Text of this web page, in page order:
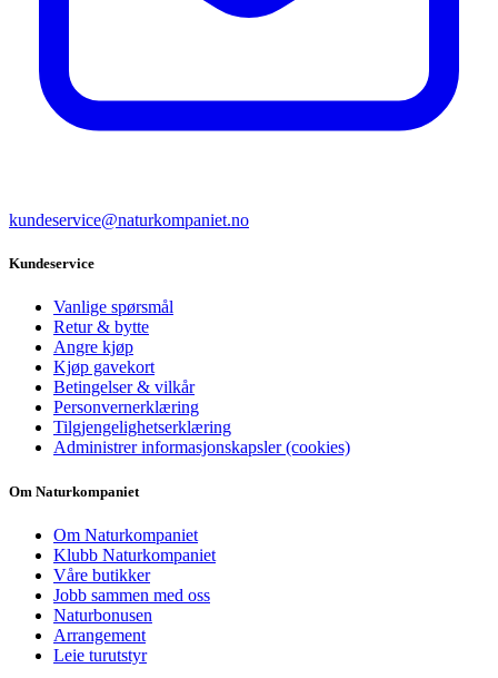
kundeservice@naturkompaniet.no
Kundeservice
Vanlige spørsmål
Retur & bytte
Angre kjøp
Kjøp gavekort
Betingelser & vilkår
Personvernerklæring
Tilgjengelighetserklæring
Administrer informasjonskapsler (cookies)
Om Naturkompaniet
Om Naturkompaniet
Klubb Naturkompaniet
Våre butikker
Jobb sammen med oss
Naturbonusen
Arrangement
Leie turutstyr